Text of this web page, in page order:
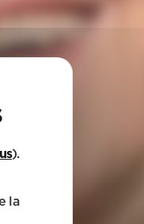
).
la